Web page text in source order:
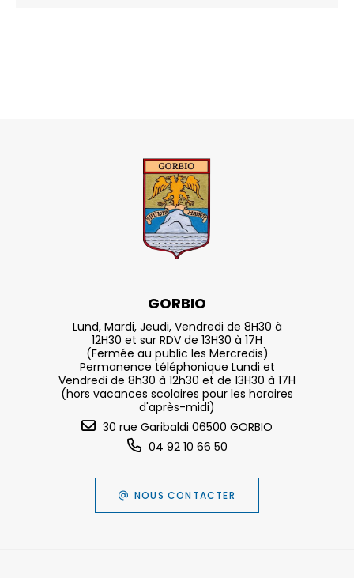
GORBIO
Lund, Mardi, Jeudi, Vendredi de 8H30 à
12H30 et sur RDV de 13H30 à 17H
(Fermée au public les Mercredis)
Permanence téléphonique Lundi et
Vendredi de 8h30 à 12h30 et de 13H30 à 17H
(hors vacances scolaires pour les horaires
d'après-midi)
30 rue Garibaldi 06500 GORBIO
04 92 10 66 50
NOUS CONTACTER